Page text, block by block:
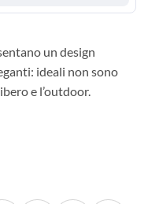
un design
ideali non sono
e l’outdoor.